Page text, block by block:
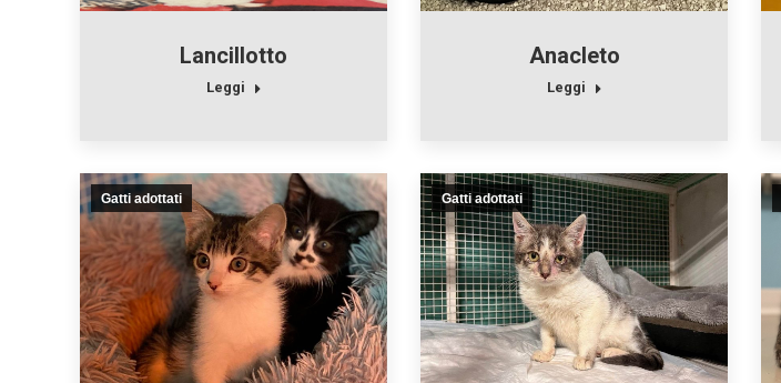
Lancillotto
Leggi
Anacleto
Leggi
Gatti adottati Gatti adottati